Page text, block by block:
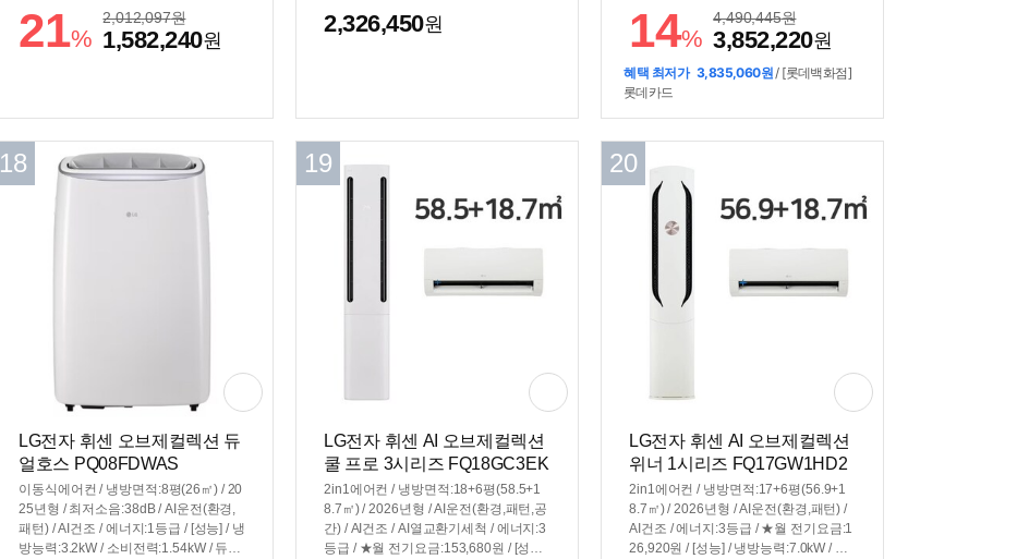
능력:7.2kW / 소비전력:2.4kW / 듀얼인
버터 / [편의] / 셀프청소가능 / 스마트폰
제어 / 자기진단 / 기능업데이트 / [규격] /
21%
2,012,097원
1,582,240원
얼인버터 / [편의] / 간접냉방(유풍) / 셀프
2,326,450원
소비전력:2.28kW / 듀얼인버터 / [편의] /
스마트폰제어 / 인체감지 / 간접냉방(유
풍) / 기능업데이트 / 자기진단 / UV-LED
팬살균 / 셀프청소가능 / [규격] / 크기(가
로x세로x깊이): 380x1915x295mm
14%
4,490,445원
3,852,220원
혜택 최저가 3,835,060원/ [롯데백화점]
롯데카드
18
LG전자 휘센 오브제컬렉션 듀
얼호스 PQ08FDWAS
이동식에어컨 / 냉방면적:8평(26㎡) / 20
25년형 / 최저소음:38dB / AI운전(환경,
패턴) / AI건조 / 에너지:1등급 / [성능] / 냉
방능력:3.2kW / 소비전력:1.54kW / 듀얼
19
LG전자 휘센 AI 오브제컬렉션
쿨 프로 3시리즈 FQ18GC3EK
2 (공식인증 설치)
2in1에어컨 / 냉방면적:18+6평(58.5+1
8.7㎡) / 2026년형 / AI운전(환경,패턴,공
간) / AI건조 / AI열교환기세척 / 에너지:3
등급 / ★월 전기요금:153,680원 / [성능]
20
LG전자 휘센 AI 오브제컬렉션
위너 1시리즈 FQ17GW1HD2
(공식인증 설치)
2in1에어컨 / 냉방면적:17+6평(56.9+1
8.7㎡) / 2026년형 / AI운전(환경,패턴) /
AI건조 / 에너지:3등급 / ★월 전기요금:1
26,920원 / [성능] / 냉방능력:7.0kW / 소